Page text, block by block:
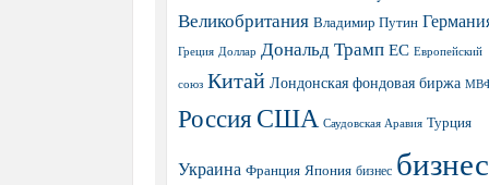
Великобритания Владимир Путин
Греция Доллар Дональд Трамп ЕС Европейский
союз Китай Лондонская фондовая биржа
РоссияСША Саудовская Аравия Турция
Украина Франция Япония бизнес бизнес